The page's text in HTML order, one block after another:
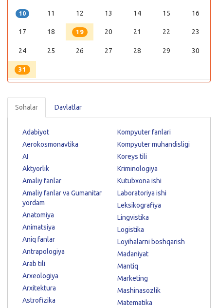
10 11 12 13 14 15 16
17 18 19 20 21 22 23
24 25 26 27 28 29 30
31
Sohalar Davlatlar
Adabiyot
Aerokosmonavtika
AI
Aktyorlik
Amaliy fanlar
Amaliy fanlar va Gumanitar
yordam
Anatomiya
Animatsiya
Aniq fanlar
Antrapologiya
Arab tili
Arxeologiya
Arxitektura
Astrofizika
Kompyuter fanlari
Kompyuter muhandisligi
Koreys tili
Kriminologiya
Kutubxona ishi
Laboratoriya ishi
Leksikografiya
Lingvistika
Logistika
Loyihalarni boshqarish
Madaniyat
Mantiq
Marketing
Mashinasozlik
Matematika